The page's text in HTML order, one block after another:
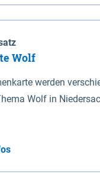
in
vor erhöhten
zu dienen bestimmt
Sperrwerkes durch
durch Verordnung
Wolf
werden
Wolf in
bestehenden